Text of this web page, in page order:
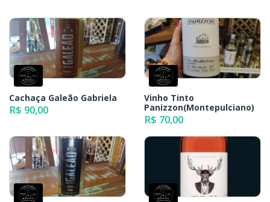
Cachaça Galeão Gabriela
R$ 90,00
Vinho Tinto
Panizzon(Montepulciano)
R$ 70,00